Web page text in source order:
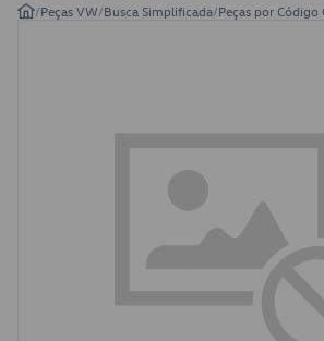
/Peças VW/Busca Simplificada/Peças por Código